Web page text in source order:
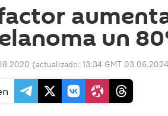
un
(actualizado: 13:34 GMT 03.06.2024